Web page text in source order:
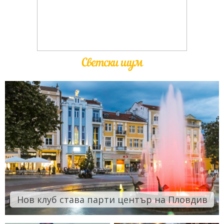
Светски шум
Нов клуб става парти център на Пловдив